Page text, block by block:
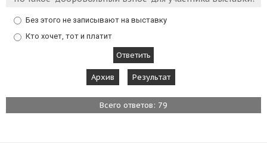
Без этого не записывают на выставку
Кто хочет, тот и платит
Архив Результат
Всего ответов: 79